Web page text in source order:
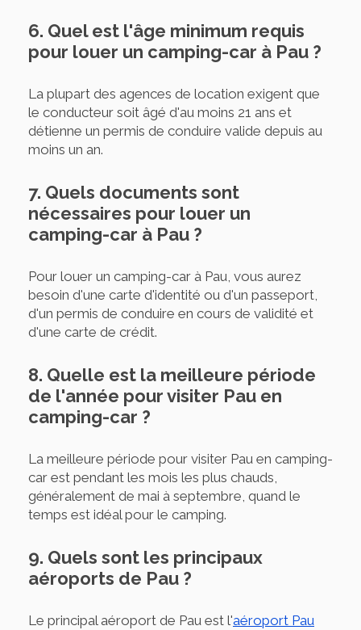
6. Quel est l'âge minimum requis
pour louer un camping-car à Pau ?
La plupart des agences de location exigent que
le conducteur soit âgé d'au moins 21 ans et
détienne un permis de conduire valide depuis au
moins un an.
7. Quels documents sont
nécessaires pour louer un
camping-car à Pau ?
Pour louer un camping-car à Pau, vous aurez
besoin d'une carte d'identité ou d'un passeport,
d'un permis de conduire en cours de validité et
d'une carte de crédit.
8. Quelle est la meilleure période
de l'année pour visiter Pau en
camping-car ?
La meilleure période pour visiter Pau en camping-
car est pendant les mois les plus chauds,
généralement de mai à septembre, quand le
temps est idéal pour le camping.
9. Quels sont les principaux
aéroports de Pau ?
Le principal aéroport de Pau est l'aéroport Pau